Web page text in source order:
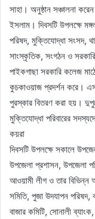
সাহা। অনুষ্ঠান সঞ্চালনা
ইসলাম। দিবসটি উপলক্ষে
পরিষদ, মুক্তিযোদ্ধা সংসদ,
সাংস্কৃতিক, সংগঠন ও
পাইকগাছা সরকারি কলেজ
কুচকাওয়াজ প্রদর্শন করে।
পুরস্কার বিতরণ করা হয়।
মুক্তিযোদ্ধা পরিবারের
কয়রা
দিবসটি উপলক্ষে সকালে
উপজেলা প্রশাসন, উপজেলা
আওয়ামী লীগ ও তার বিভিন্ন
সমিতি, পুজা উদযাপন পরিষদ,
বাজার কমিটি, সোনালী